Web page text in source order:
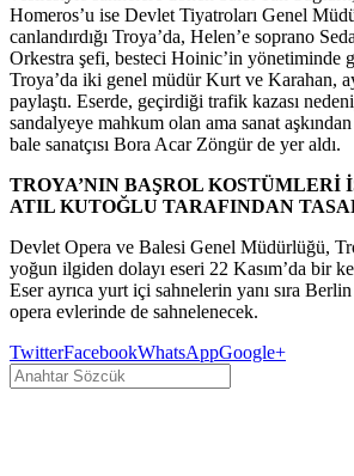
Homeros’u ise Devlet Tiyatroları Genel
canlandırdığı Troya’da, Helen’e soprano
Orkestra şefi, besteci Hoinic’in yönetiminde
Troya’da iki genel müdür Kurt ve Karahan,
paylaştı. Eserde, geçirdiği trafik kazası
sandalyeye mahkum olan ama sanat
bale sanatçısı Bora Acar Zöngür de yer aldı.
TROYA’NIN BAŞROL KOSTÜMLERİ
ATIL KUTOĞLU TARAFINDAN
Devlet Opera ve Balesi Genel Müdürlüğü,
yoğun ilgiden dolayı eseri 22 Kasım’da bir
Eser ayrıca yurt içi sahnelerin yanı sıra
opera evlerinde de sahnelenecek.
TwitterFacebookWhatsAppGoogle+